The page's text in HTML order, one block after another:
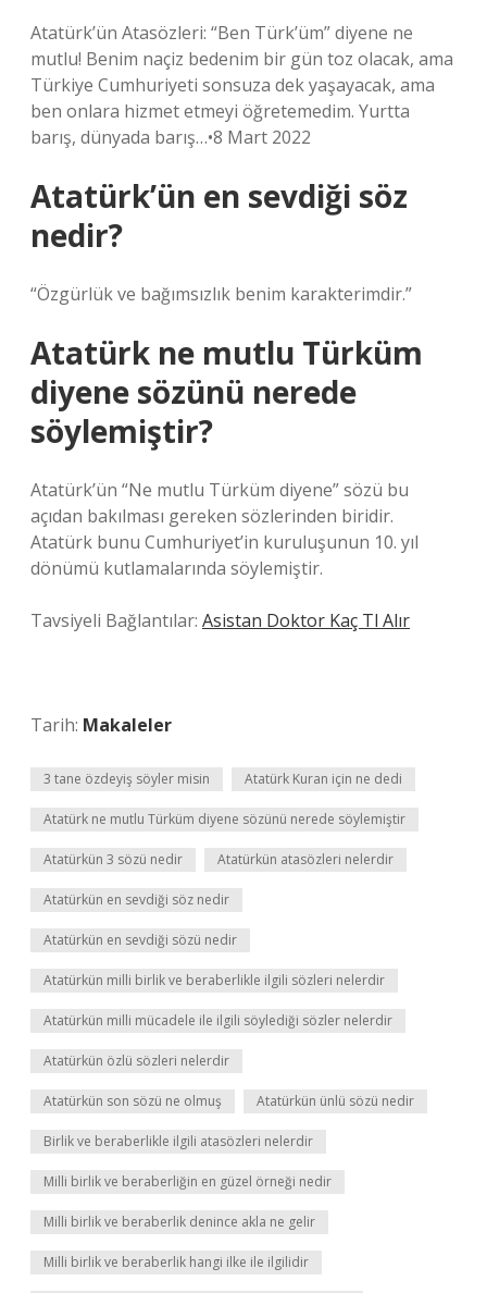
Atatürk’ün Atasözleri: “Ben Türk’üm” diyene ne
mutlu! Benim naçiz bedenim bir gün toz olacak, ama
Türkiye Cumhuriyeti sonsuza dek yaşayacak, ama
ben onlara hizmet etmeyi öğretemedim. Yurtta
barış, dünyada barış…•8 Mart 2022
Atatürk’ün en sevdiği söz
nedir?
“Özgürlük ve bağımsızlık benim karakterimdir.”
Atatürk ne mutlu Türküm
diyene sözünü nerede
söylemiştir?
Atatürk’ün “Ne mutlu Türküm diyene” sözü bu
açıdan bakılması gereken sözlerinden biridir.
Atatürk bunu Cumhuriyet’in kuruluşunun 10. yıl
dönümü kutlamalarında söylemiştir.
Tavsiyeli Bağlantılar: Asistan Doktor Kaç Tl Alır
Tarih: Makaleler
3 tane özdeyiş söyler misin Atatürk Kuran için ne dedi
Atatürk ne mutlu Türküm diyene sözünü nerede söylemiştir
Atatürkün 3 sözü nedir Atatürkün atasözleri nelerdir
Atatürkün en sevdiği söz nedir
Atatürkün en sevdiği sözü nedir
Atatürkün milli birlik ve beraberlikle ilgili sözleri nelerdir
Atatürkün milli mücadele ile ilgili söylediği sözler nelerdir
Atatürkün özlü sözleri nelerdir
Atatürkün son sözü ne olmuş Atatürkün ünlü sözü nedir
Birlik ve beraberlikle ilgili atasözleri nelerdir
Milli birlik ve beraberliğin en güzel örneği nedir
Milli birlik ve beraberlik denince akla ne gelir
Milli birlik ve beraberlik hangi ilke ile ilgilidir